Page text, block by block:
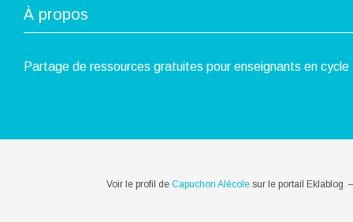
À propos
Partage de ressources gratuites pour enseignants en
Voir le profil de Capuchon Alécolesur le portail Eklablog